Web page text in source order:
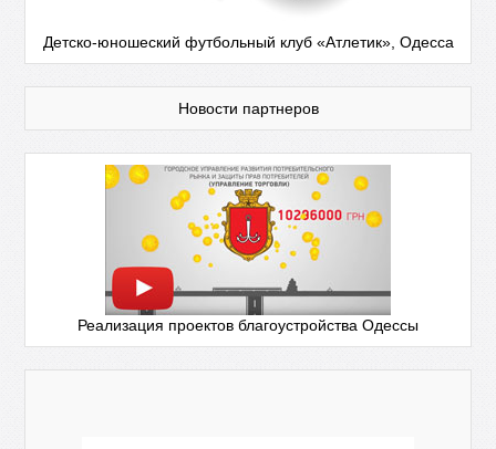
Детско-юношеский футбольный клуб «Атлетик», Одесса
Новости партнеров
Реализация проектов благоустройства Одессы